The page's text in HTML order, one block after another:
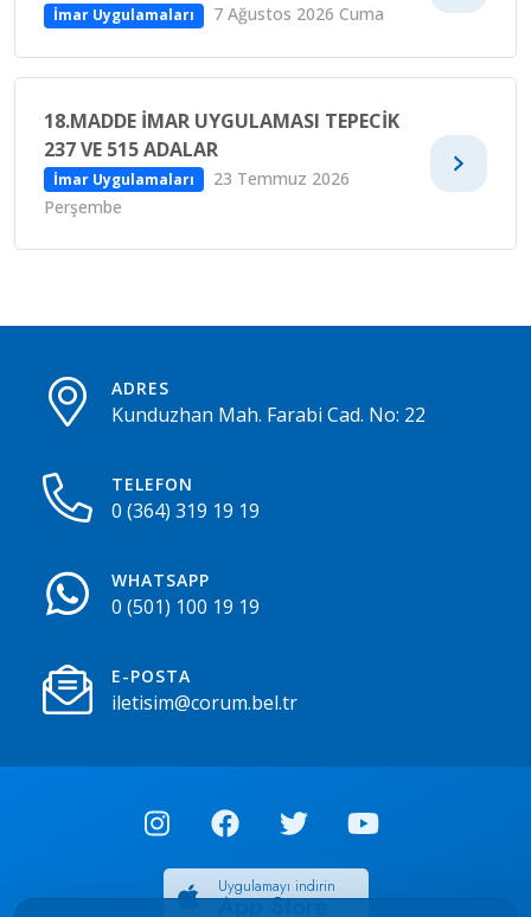
İmar Uygulamaları 7 Ağustos 2026 Cuma
18.MADDE İMAR UYGULAMASI TEPECIK
237 VE 515 ADALAR
İmar Uygulamaları
23 Temmuz 2026
Perşembe
ADRES
Kunduzhan Mah. Farabi Cad. No: 22
TELEFON
0 (364) 319 19 19
WHATSAPP
0 (501) 100 19 19
E-POSTA
iletisim@corum.bel.tr
Uygulamayı indirin
App Store